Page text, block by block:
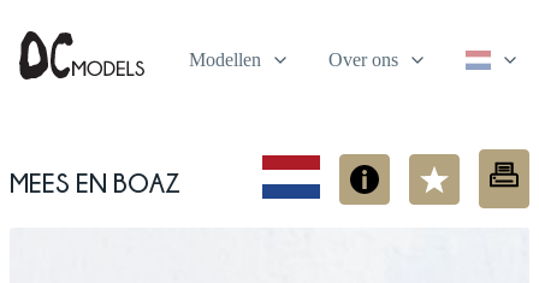
Modellen Over ons
Mees en Boaz